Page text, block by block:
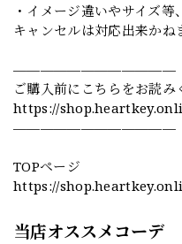
・イメージ違いやサイズ等
キャンセルは対応出来かね
————————————
ご購入前にこちらをお読み
https://
————————————
TOPページ
https://
当店オススメコーデ